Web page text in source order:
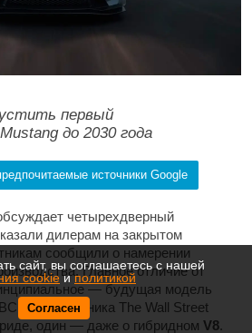
первый
до 2030 года
источники Google
четырехдверный
дилерам на закрытом
сообщили о намерении
Главное отличие от
— будущая модель
Два источника The Wall Street
один — даже о гибридном V8.
сайт, вы соглашаетесь с нашей
cookieиполитикой
Согласен